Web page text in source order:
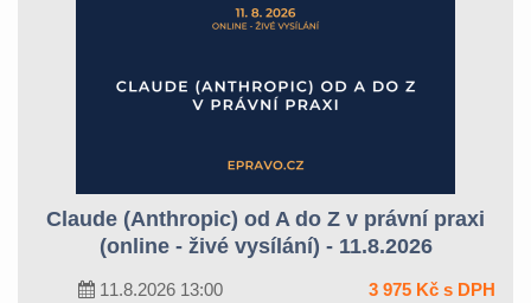
Claude (Anthropic) od A do Z v právní praxi
(online - živé vysílání) - 11.8.2026
11.8.2026 13:00 3 975 Kč s DPH